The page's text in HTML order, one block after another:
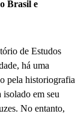
Brasil e
de Estudos
há uma
pela historiografia
em seu
No entanto,